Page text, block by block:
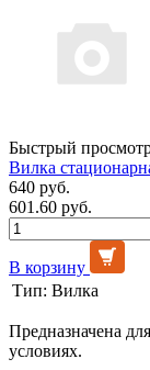
Быстрый
Вилка
640 руб.
601.60 руб.
В корзину
Тип: Вилка
Предназначена
условиях.